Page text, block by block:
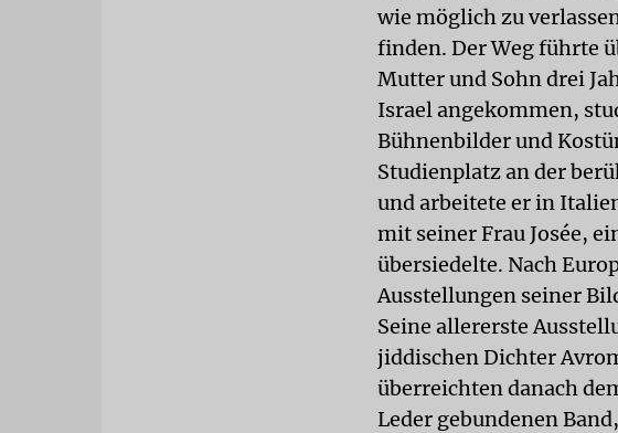
wie möglich zu
finden. Der Weg führte
Mutter und Sohn drei
Israel angekommen,
Bühnenbilder und
Studienplatz an der
und arbeitete er in
mit seiner Frau Josée,
übersiedelte. Nach
Ausstellungen seiner
Seine allererste
jiddischen Dichter
überreichten danach
Leder gebundenen